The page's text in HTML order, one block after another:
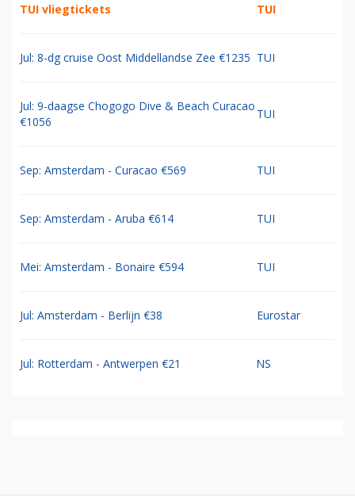
TUI vliegtickets TUI
Jul: 8-dg cruise Oost Middellandse Zee €1235 TUI
Jul: 9-daagse Chogogo Dive & Beach Curacao
€1056
TUI
Sep: Amsterdam - Curacao €569 TUI
Sep: Amsterdam - Aruba €614 TUI
Mei: Amsterdam - Bonaire €594 TUI
Jul: Amsterdam - Berlijn €38 Eurostar
Jul: Rotterdam - Antwerpen €21 NS